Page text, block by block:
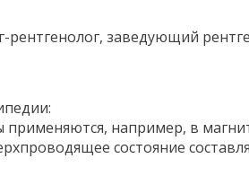
заведующий
например, в
состояние